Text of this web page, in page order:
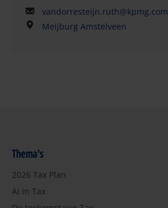
vandorresteijn.ruth@kpmg.com
Meijburg Amstelveen
Thema's
2026 Tax Plan
AI in Tax